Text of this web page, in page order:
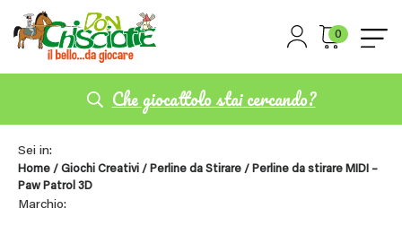
0
Che giocattolo stai cercando?
Sei in:
Home / Giochi Creativi / Perline da Stirare / Perline da stirare MIDI –
Paw Patrol 3D
Marchio: